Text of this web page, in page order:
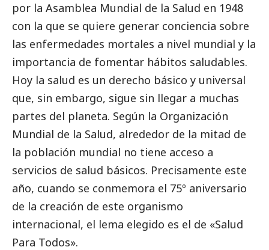
por la Asamblea Mundial de la Salud en 1948
con la que se quiere generar conciencia sobre
las enfermedades mortales a nivel mundial y la
importancia de fomentar hábitos saludables.
Hoy la salud es un derecho básico y universal
que, sin embargo, sigue sin llegar a muchas
partes del planeta. Según la Organización
Mundial de la Salud, alrededor de la mitad de
la población mundial no tiene acceso a
servicios de salud básicos. Precisamente este
año, cuando se conmemora el 75º aniversario
de la creación de este organismo
internacional, el lema elegido es el de «Salud
Para Todos».